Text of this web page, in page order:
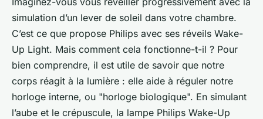
simulation d’un lever de soleil dans votre chambre.
C’est ce que propose Philips avec ses réveils Wake-
Up Light. Mais comment cela fonctionne-t-il ? Pour
bien comprendre, il est utile de savoir que notre
corps réagit à la lumière : elle aide à réguler notre
horloge interne, ou "horloge biologique". En simulant
l’aube et le crépuscule, la lampe Philips Wake-Up